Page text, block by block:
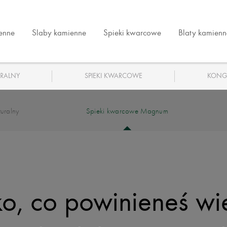
Slaby kamienne Spieki kwarcowe Blaty
SPIEKI KWARCOWE
Spieki kwarcowe Magnum
co powinieneś